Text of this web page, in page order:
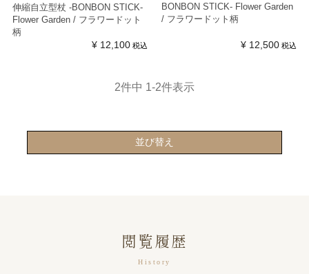
伸縮自立型杖 -BONBON STICK-
Flower Garden / フラワードット
柄
¥ 12,100 税込
BONBON STICK- Flower Garden
/ フラワードット柄
¥ 12,500 税込
並び替え
2件中 1-2件表示
閲覧履歴
History